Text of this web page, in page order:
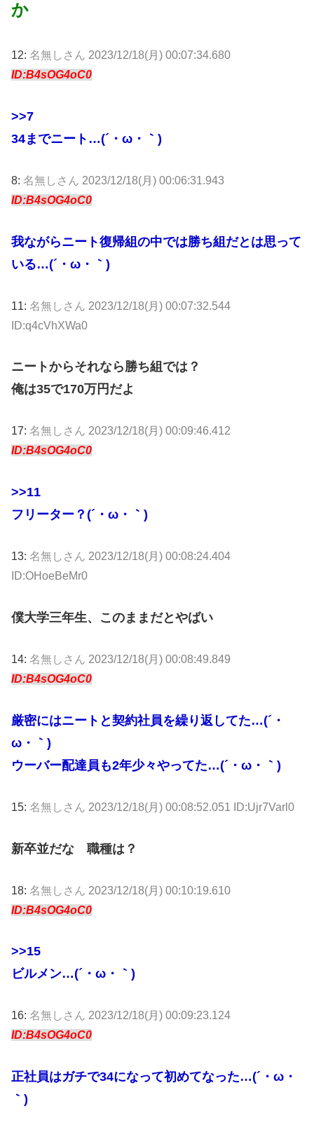
か
12: 名無しさん 2023/12/18(月) 00:07:34.680
ID:B4sOG4oC0
>>7
34までニート…(´・ω・｀)
8: 名無しさん 2023/12/18(月) 00:06:31.943
ID:B4sOG4oC0
我ながらニート復帰組の中では勝ち組だとは思って
いる…(´・ω・｀)
11: 名無しさん 2023/12/18(月) 00:07:32.544
ID:q4cVhXWa0
ニートからそれなら勝ち組では？
俺は35で170万円だよ
17: 名無しさん 2023/12/18(月) 00:09:46.412
ID:B4sOG4oC0
>>11
フリーター？(´・ω・｀)
13: 名無しさん 2023/12/18(月) 00:08:24.404
ID:OHoeBeMr0
僕大学三年生、このままだとやばい
14: 名無しさん 2023/12/18(月) 00:08:49.849
ID:B4sOG4oC0
厳密にはニートと契約社員を繰り返してた…(´・
ω・｀)
ウーバー配達員も2年少々やってた…(´・ω・｀)
15: 名無しさん 2023/12/18(月) 00:08:52.051 ID:Ujr7Varl0
新卒並だな 職種は？
18: 名無しさん 2023/12/18(月) 00:10:19.610
ID:B4sOG4oC0
>>15
ビルメン…(´・ω・｀)
16: 名無しさん 2023/12/18(月) 00:09:23.124
ID:B4sOG4oC0
正社員はガチで34になって初めてなった…(´・ω・
｀)